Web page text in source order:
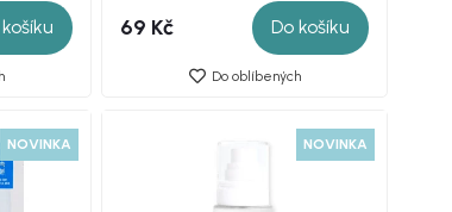
69 Kč Do košíku
Do oblíbených
NOVINKA NOVINKA